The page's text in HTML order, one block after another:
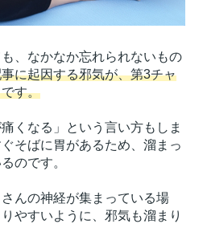
、なかなか忘れられないもの
に起因する邪気が、第3チャ
す。
くなる」という言い方もしま
そばに胃があるため、溜まっ
のです。
んの神経が集まっている場
やすいように、邪気も溜まり